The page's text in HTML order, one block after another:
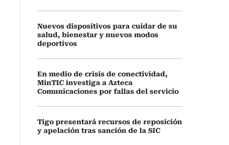
Nuevos dispositivos para cuidar de su
salud, bienestar y nuevos modos
deportivos
En medio de crisis de conectividad,
MinTIC investiga a Azteca
Comunicaciones por fallas del servicio
Tigo presentará recursos de reposición
y apelación tras sanción de la SIC